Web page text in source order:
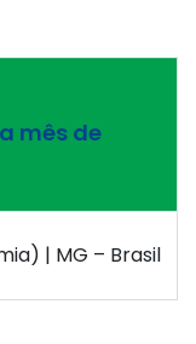
mês de
| MG – Brasil